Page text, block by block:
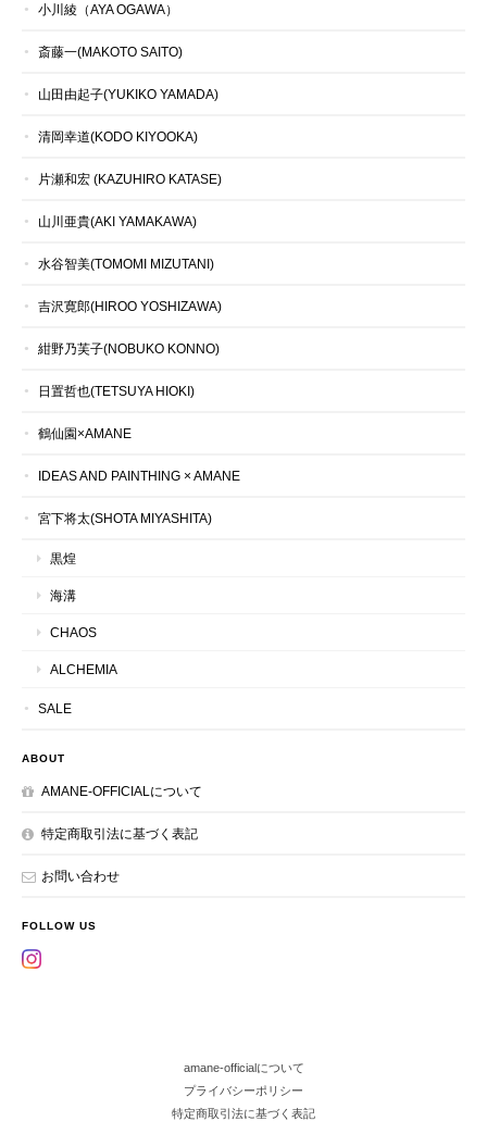
小川綾（AYA OGAWA）
斎藤一(MAKOTO SAITO)
山田由起子(YUKIKO YAMADA)
清岡幸道(KODO KIYOOKA)
片瀬和宏 (KAZUHIRO KATASE)
山川亜貴(AKI YAMAKAWA)
水谷智美(TOMOMI MIZUTANI)
吉沢寛郎(HIROO YOSHIZAWA)
紺野乃芙子(NOBUKO KONNO)
日置哲也(TETSUYA HIOKI)
鶴仙園×AMANE
IDEAS AND PAINTHING × AMANE
宮下将太(SHOTA MIYASHITA)
黒煌
海溝
CHAOS
ALCHEMIA
SALE
ABOUT
AMANE-OFFICIALについて
特定商取引法に基づく表記
お問い合わせ
FOLLOW US
amane-officialについて
プライバシーポリシー
特定商取引法に基づく表記